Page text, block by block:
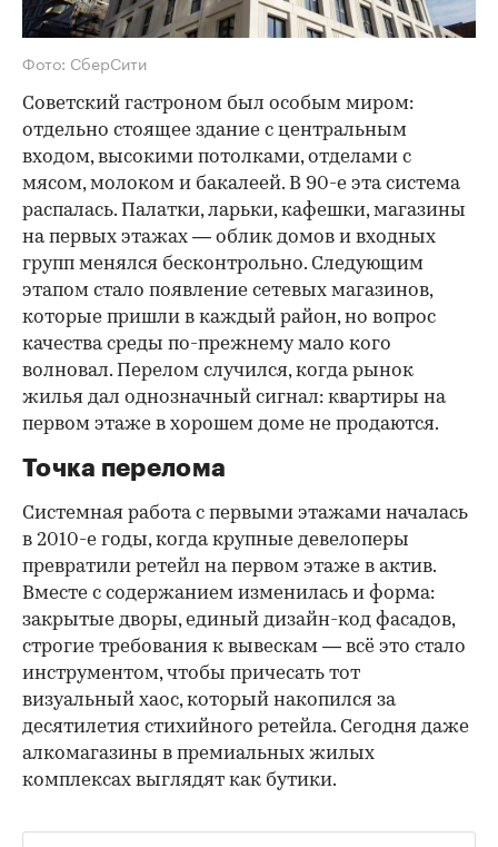
Фото: СберСити
Советский гастроном был особым миром:
отдельно стоящее здание с центральным
входом, высокими потолками, отделами с
мясом, молоком и бакалеей. В 90-е эта система
распалась. Палатки, ларьки, кафешки, магазины
на первых этажах — облик домов и входных
групп менялся бесконтрольно. Следующим
этапом стало появление сетевых магазинов,
которые пришли в каждый район, но вопрос
качества среды по-прежнему мало кого
волновал. Перелом случился, когда рынок
жилья дал однозначный сигнал: квартиры на
первом этаже в хорошем доме не продаются.
Точка перелома
Системная работа с первыми этажами началась
в 2010-е годы, когда крупные девелоперы
превратили ретейл на первом этаже в актив.
Вместе с содержанием изменилась и форма:
закрытые дворы, единый дизайн-код фасадов,
строгие требования к вывескам — всё это стало
инструментом, чтобы причесать тот
визуальный хаос, который накопился за
десятилетия стихийного ретейла. Сегодня даже
алкомагазины в премиальных жилых
комплексах выглядят как бутики.